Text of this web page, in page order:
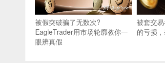
被假突破骗了无数次?
EagleTrader用市场轮廓教你一
眼辨真假
被套交
的亏损